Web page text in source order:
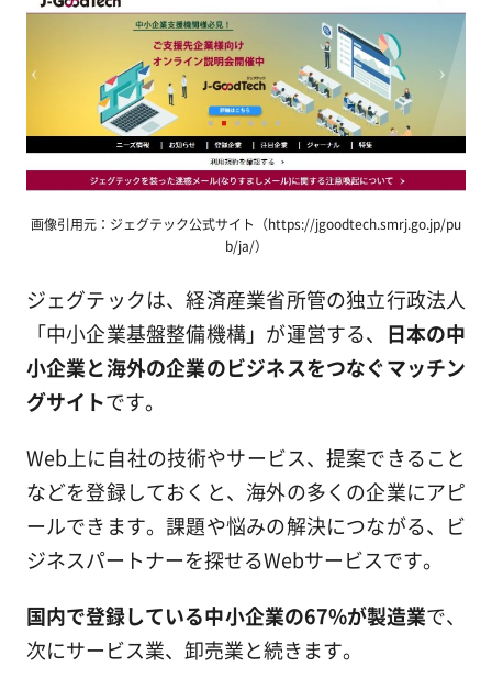
画像引用元：ジェグテック公式サイト（https://jgoodtech.smrj.go.jp/pu
b/ja/）
ジェグテックは、経済産業省所管の独立行政法人
「中小企業基盤整備機構」が運営する、 日本の中
小企業と海外の企業のビジネスをつなぐマッチン
グサイトです。
Web上に自社の技術やサービス、提案できること
などを登録しておくと、海外の多くの企業にアピ
ールできます。課題や悩みの解決につながる、ビ
ジネスパートナーを探せるWebサービスです。
国内で登録している中小企業の67%が製造業で、
次にサービス業、卸売業と続きます。